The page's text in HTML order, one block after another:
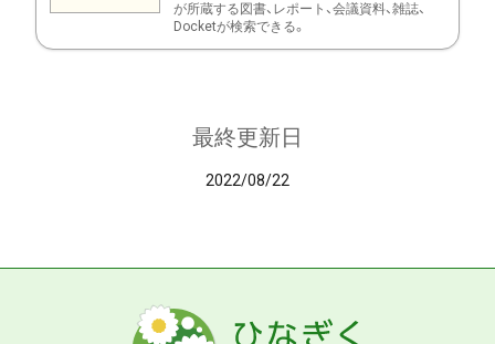
が所蔵する図書、レポート、会議資料、雑誌、
Docketが検索できる。
最終更新日
2022/08/22